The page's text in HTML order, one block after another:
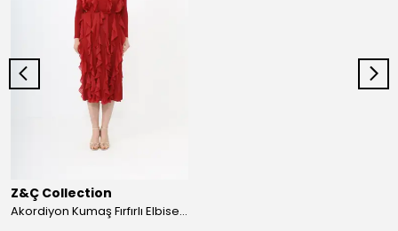
Z&Ç Collection
Akordiyon Kumaş Fırfırlı Elbise - Kırmızı